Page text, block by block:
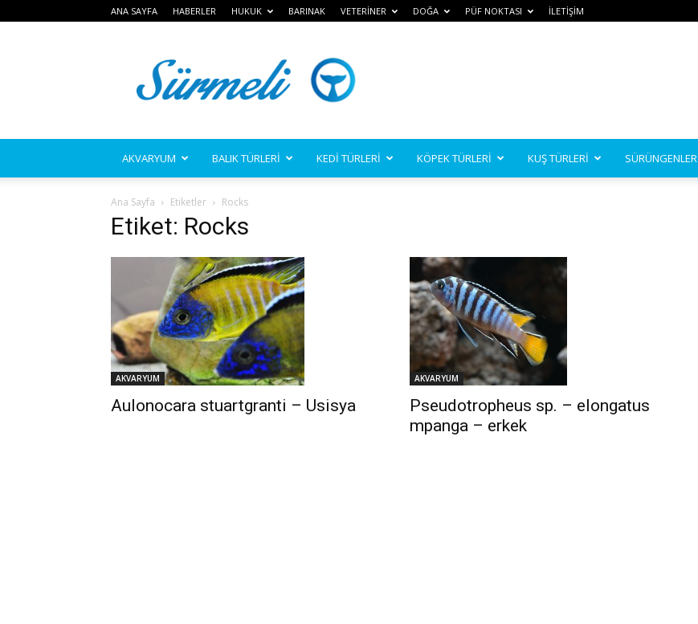
ANA SAYFA HABERLER HUKUK BARINAK VETERİNER DOĞA PÜF NOKTASI İLETİŞİM
AKVARYUM BALIK TÜRLERİ KEDİ TÜRLERİ KÖPEK TÜRLERİ KUŞ TÜRLERİ SÜRÜNGENLER
Ana Sayfa Etiketler Rocks
Etiket: Rocks
AKVARYUM
Aulonocara stuartgranti – Usisya
AKVARYUM
Pseudotropheus sp. – elongatus
mpanga – erkek